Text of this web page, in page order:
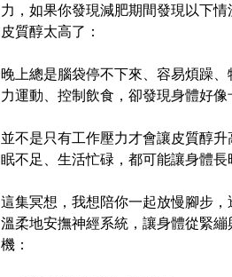
力，如果你發現減肥期間發現以下
皮質醇太高了：
晚上總是腦袋停不下來、容易煩躁
力運動、控制飲食，卻發現身體好像
並不是只有工作壓力才會讓皮質醇
眠不足、生活忙碌，都可能讓身體長
這集冥想，我想陪你一起放慢腳步
溫柔地安撫神經系統，讓身體從緊
機：